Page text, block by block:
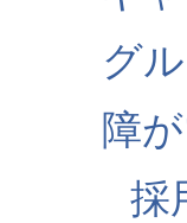
グ
障
採